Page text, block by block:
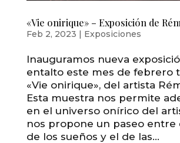
«Vie onirique» – Exposición de
Feb 2, 2023 | Exposiciones
Inauguramos nueva
entalto este mes de febrero
«Vie onirique», del artista
Esta muestra nos permite
en el universo onírico del
nos propone un paseo entre
de los sueños y el de las...